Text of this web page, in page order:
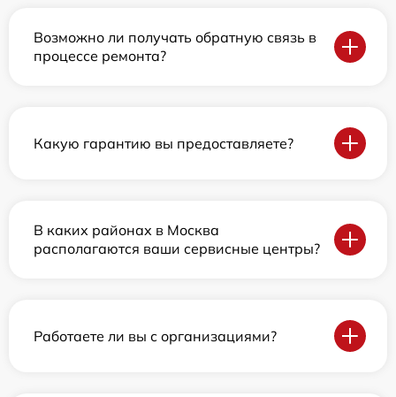
Возможно ли получать обратную связь в
процессе ремонта?
Какую гарантию вы предоставляете?
В каких районах в Москва
располагаются ваши сервисные центры?
Работаете ли вы с организациями?